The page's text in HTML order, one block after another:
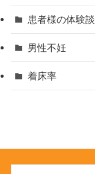
患者様の体験談
男性不妊
着床率